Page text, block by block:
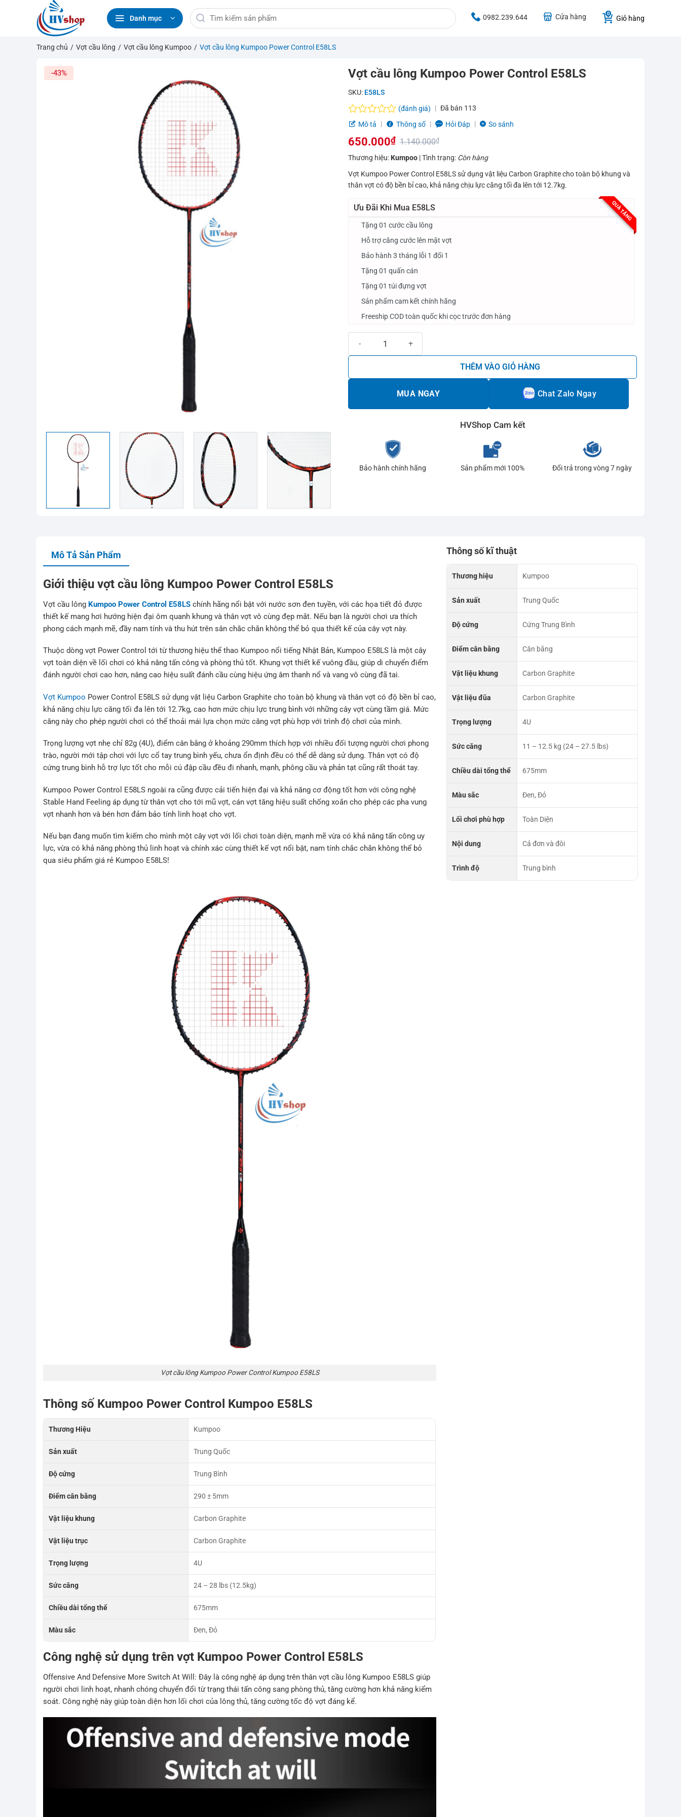
Danh mục
Tìm
kiếm:
0982.239.644 Cửa hàng Giỏ hàng
Trang chủ / Vợt cầu lông / Vợt cầu lông Kumpoo / Vợt cầu lông Kumpoo Power Control E58LS
-43% Vợt cầu lông Kumpoo Power Control E58LS
SKU: E58LS
Được
hạng
5
sao
(đánh giá) Đã bán 113
Mô tả
Thông số Hỏi Đáp So sánh
1.140.000₫
Giá
gốc
là:
1.140.000₫.
650.000₫
Giá
hiện
tại
là:
650.000₫.
Thương hiệu: Kumpoo | Tình trạng: Còn hàng
Vợt Kumpoo Power Control E58LS sử dụng vật liệu Carbon Graphite cho toàn bộ khung và
thân vợt có độ bền bỉ cao, khả năng chịu lực căng tối đa lên tới 12.7kg.
QUÀ TẶNG
Ưu Đãi Khi Mua E58LS
Tặng 01 cước cầu lông
Hỗ trợ căng cước lên mặt vợt
Bảo hành 3 tháng lỗi 1 đổi 1
Tặng 01 quấn cán
Tặng 01 túi đựng vợt
Sản phẩm cam kết chính hãng
Freeship COD toàn quốc khi cọc trước đơn hàng
THÊM VÀO GIỎ HÀNG
MUA NGAY Chat Zalo Ngay
HVShop Cam kết
Bảo hành chính hãng Sản phẩm mới 100% Đổi trả trong vòng 7 ngày
Mô Tả Sản Phẩm
Giới thiệu vợt cầu lông Kumpoo Power Control E58LS
Vợt cầu lông Kumpoo Power Control E58LS chính hãng nổi bật với nước sơn đen tuyền, với các họa tiết đỏ được
thiết kế mang hơi hướng hiện đại ôm quanh khung và thân vợt vô cùng đẹp mắt. Nếu bạn là người chơi ưa thích
phong cách mạnh mẽ, đầy nam tính và thu hút trên sân chắc chắn không thể bỏ qua thiết kế của cây vợt này.
Thuộc dòng vợt Power Control tới từ thương hiệu thể thao Kumpoo nổi tiếng Nhật Bản, Kumpoo E58LS là một cây
vợt toàn diện về lối chơi có khả năng tấn công và phòng thủ tốt. Khung vợt thiết kế vuông đầu, giúp di chuyển điểm
đánh người chơi cao hơn, nâng cao hiệu suất đánh cầu cùng hiệu ứng âm thanh nổ và vang vô cùng đã tai.
Vợt Kumpoo Power Control E58LS sử dụng vật liệu Carbon Graphite cho toàn bộ khung và thân vợt có độ bền bỉ cao,
khả năng chịu lực căng tối đa lên tới 12.7kg, cao hơn mức chịu lực trung bình với những cây vợt cùng tầm giá. Mức
căng này cho phép người chơi có thể thoải mái lựa chọn mức căng vợt phù hợp với trình độ chơi của mình.
Trọng lượng vợt nhẹ chỉ 82g (4U), điểm cân bằng ở khoảng 290mm thích hợp với nhiều đối tượng người chơi phong
trào, người mới tập chơi với lực cổ tay trung bình yếu, chưa ổn định đều có thể dễ dàng sử dụng. Thân vợt có độ
cứng trung bình hỗ trợ lực tốt cho mỗi cú đập cầu đều đi nhanh, mạnh, phông cầu và phản tạt cũng rất thoát tay.
Kumpoo Power Control E58LS ngoài ra cũng được cải tiến hiện đại và khả năng cơ động tốt hơn với công nghệ
Stable Hand Feeling áp dụng từ thân vợt cho tới mũ vợt, cán vợt tăng hiệu suất chống xoắn cho phép các pha vung
vợt nhanh hơn và bén hơn đảm bảo tính linh hoạt cho vợt.
Nếu bạn đang muốn tìm kiếm cho mình một cây vợt với lối chơi toàn diện, mạnh mẽ vừa có khả năng tấn công uy
lực, vừa có khả năng phòng thủ linh hoạt và chính xác cùng thiết kế vợt nổi bật, nam tính chắc chắn không thể bỏ
qua siêu phẩm giá rẻ Kumpoo E58LS!
Vợt cầu lông Kumpoo Power Control Kumpoo E58LS
Thông số Kumpoo Power Control Kumpoo E58LS
Thương Hiệu Kumpoo
Sản xuất Trung Quốc
Độ cứng Trung Bình
Điểm cân bằng 290 ± 5mm
Vật liệu khung Carbon Graphite
Vật liệu trục Carbon Graphite
Trọng lượng 4U
Sức căng 24 – 28 lbs (12.5kg)
Chiều dài tổng thể 675mm
Màu sắc Đen, Đỏ
Công nghệ sử dụng trên vợt Kumpoo Power Control E58LS
Offensive And Defensive More Switch At Will: Đây là công nghệ áp dụng trên thân vợt cầu lông Kumpoo E58LS giúp
người chơi linh hoạt, nhanh chóng chuyển đổi từ trạng thái tấn công sang phòng thủ, tăng cường hơn khả năng kiểm
soát. Công nghệ này giúp toàn diện hơn lối chơi của lông thủ, tăng cường tốc độ vợt đáng kể.
Thông số kĩ thuật
Thương hiệu Kumpoo
Sản xuất Trung Quốc
Độ cứng Cứng Trung Bình
Điểm cân bằng Cân bằng
Vật liệu khung Carbon Graphite
Vật liệu đũa Carbon Graphite
Trọng lượng 4U
Sức căng 11 – 12.5 kg (24 – 27.5 lbs)
Chiều dài tổng thể 675mm
Màu sắc Đen, Đỏ
Lối chơi phù hợp Toàn Diện
Nội dung Cả đơn và đôi
Trình độ Trung bình